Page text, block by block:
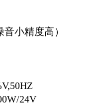
小精度高）
24V